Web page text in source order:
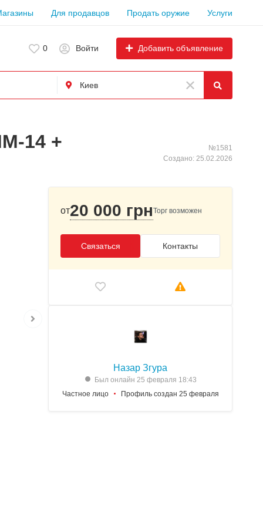
Для продавцов Продать оружие Услуги
0 Войти Добавить объявление
14 +
№1581
Создано: 25.02.2026
от20 000 грнТорг возможен
Связаться Контакты
Назар Згура
Был онлайн 25 февраля 18:43
Частное лицо
Профиль создан 25 февраля